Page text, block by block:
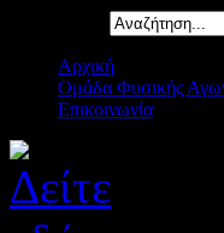
Αρχική
Ομάδα Φυσικής
Επικοινωνία